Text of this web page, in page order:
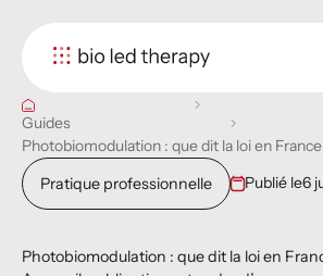
Guides
Photobiomodulation : que dit la loi en
Pratique professionnelle
Publié le6
Photobiomodulation : que dit la loi en